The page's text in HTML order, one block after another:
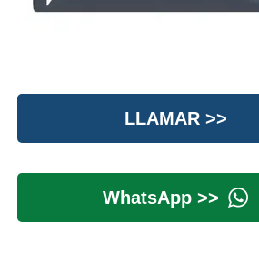
LLAMAR >>
WhatsApp >>